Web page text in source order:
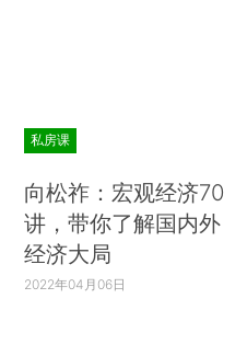
私房课
向松祚：宏观经济70
讲，带你了解国内外
经济大局
2022年04月06日